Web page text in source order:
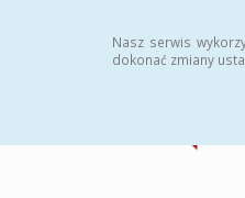
Nasz serwis
dokonać zmiany